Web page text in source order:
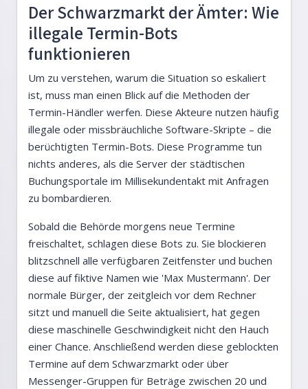
Der Schwarzmarkt der Ämter: Wie
illegale Termin-Bots
funktionieren
Um zu verstehen, warum die Situation so eskaliert
ist, muss man einen Blick auf die Methoden der
Termin-Händler werfen. Diese Akteure nutzen häufig
illegale oder missbräuchliche Software-Skripte – die
berüchtigten Termin-Bots. Diese Programme tun
nichts anderes, als die Server der städtischen
Buchungsportale im Millisekundentakt mit Anfragen
zu bombardieren.
Sobald die Behörde morgens neue Termine
freischaltet, schlagen diese Bots zu. Sie blockieren
blitzschnell alle verfügbaren Zeitfenster und buchen
diese auf fiktive Namen wie 'Max Mustermann'. Der
normale Bürger, der zeitgleich vor dem Rechner
sitzt und manuell die Seite aktualisiert, hat gegen
diese maschinelle Geschwindigkeit nicht den Hauch
einer Chance. Anschließend werden diese geblockten
Termine auf dem Schwarzmarkt oder über
Messenger-Gruppen für Beträge zwischen 20 und